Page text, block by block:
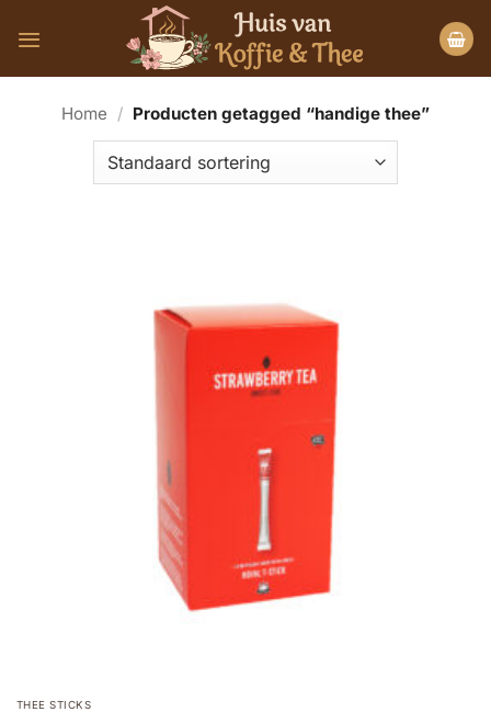
naar
Home / Producten getagged “handige thee”
THEE STICKS